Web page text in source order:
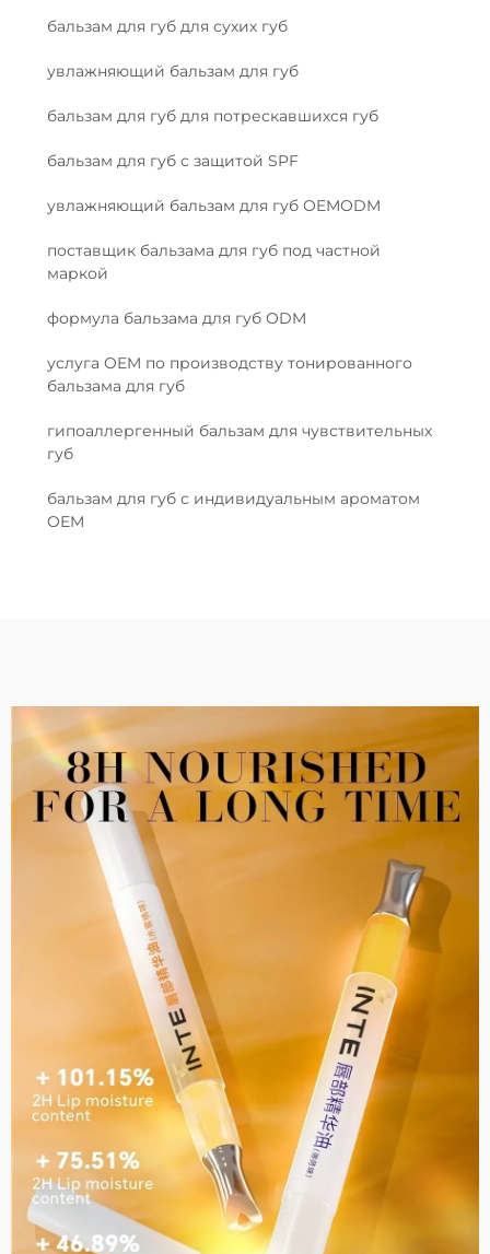
бальзам для губ для сухих губ
увлажняющий бальзам для губ
бальзам для губ для потрескавшихся губ
бальзам для губ с защитой SPF
увлажняющий бальзам для губ OEMODM
поставщик бальзама для губ под частной
маркой
формула бальзама для губ ODM
услуга OEM по производству тонированного
бальзама для губ
гипоаллергенный бальзам для чувствительных
губ
бальзам для губ с индивидуальным ароматом
OEM